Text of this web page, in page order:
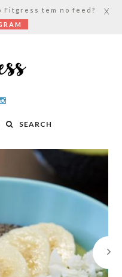
SEARCH
Fitgress tem no feed?
X